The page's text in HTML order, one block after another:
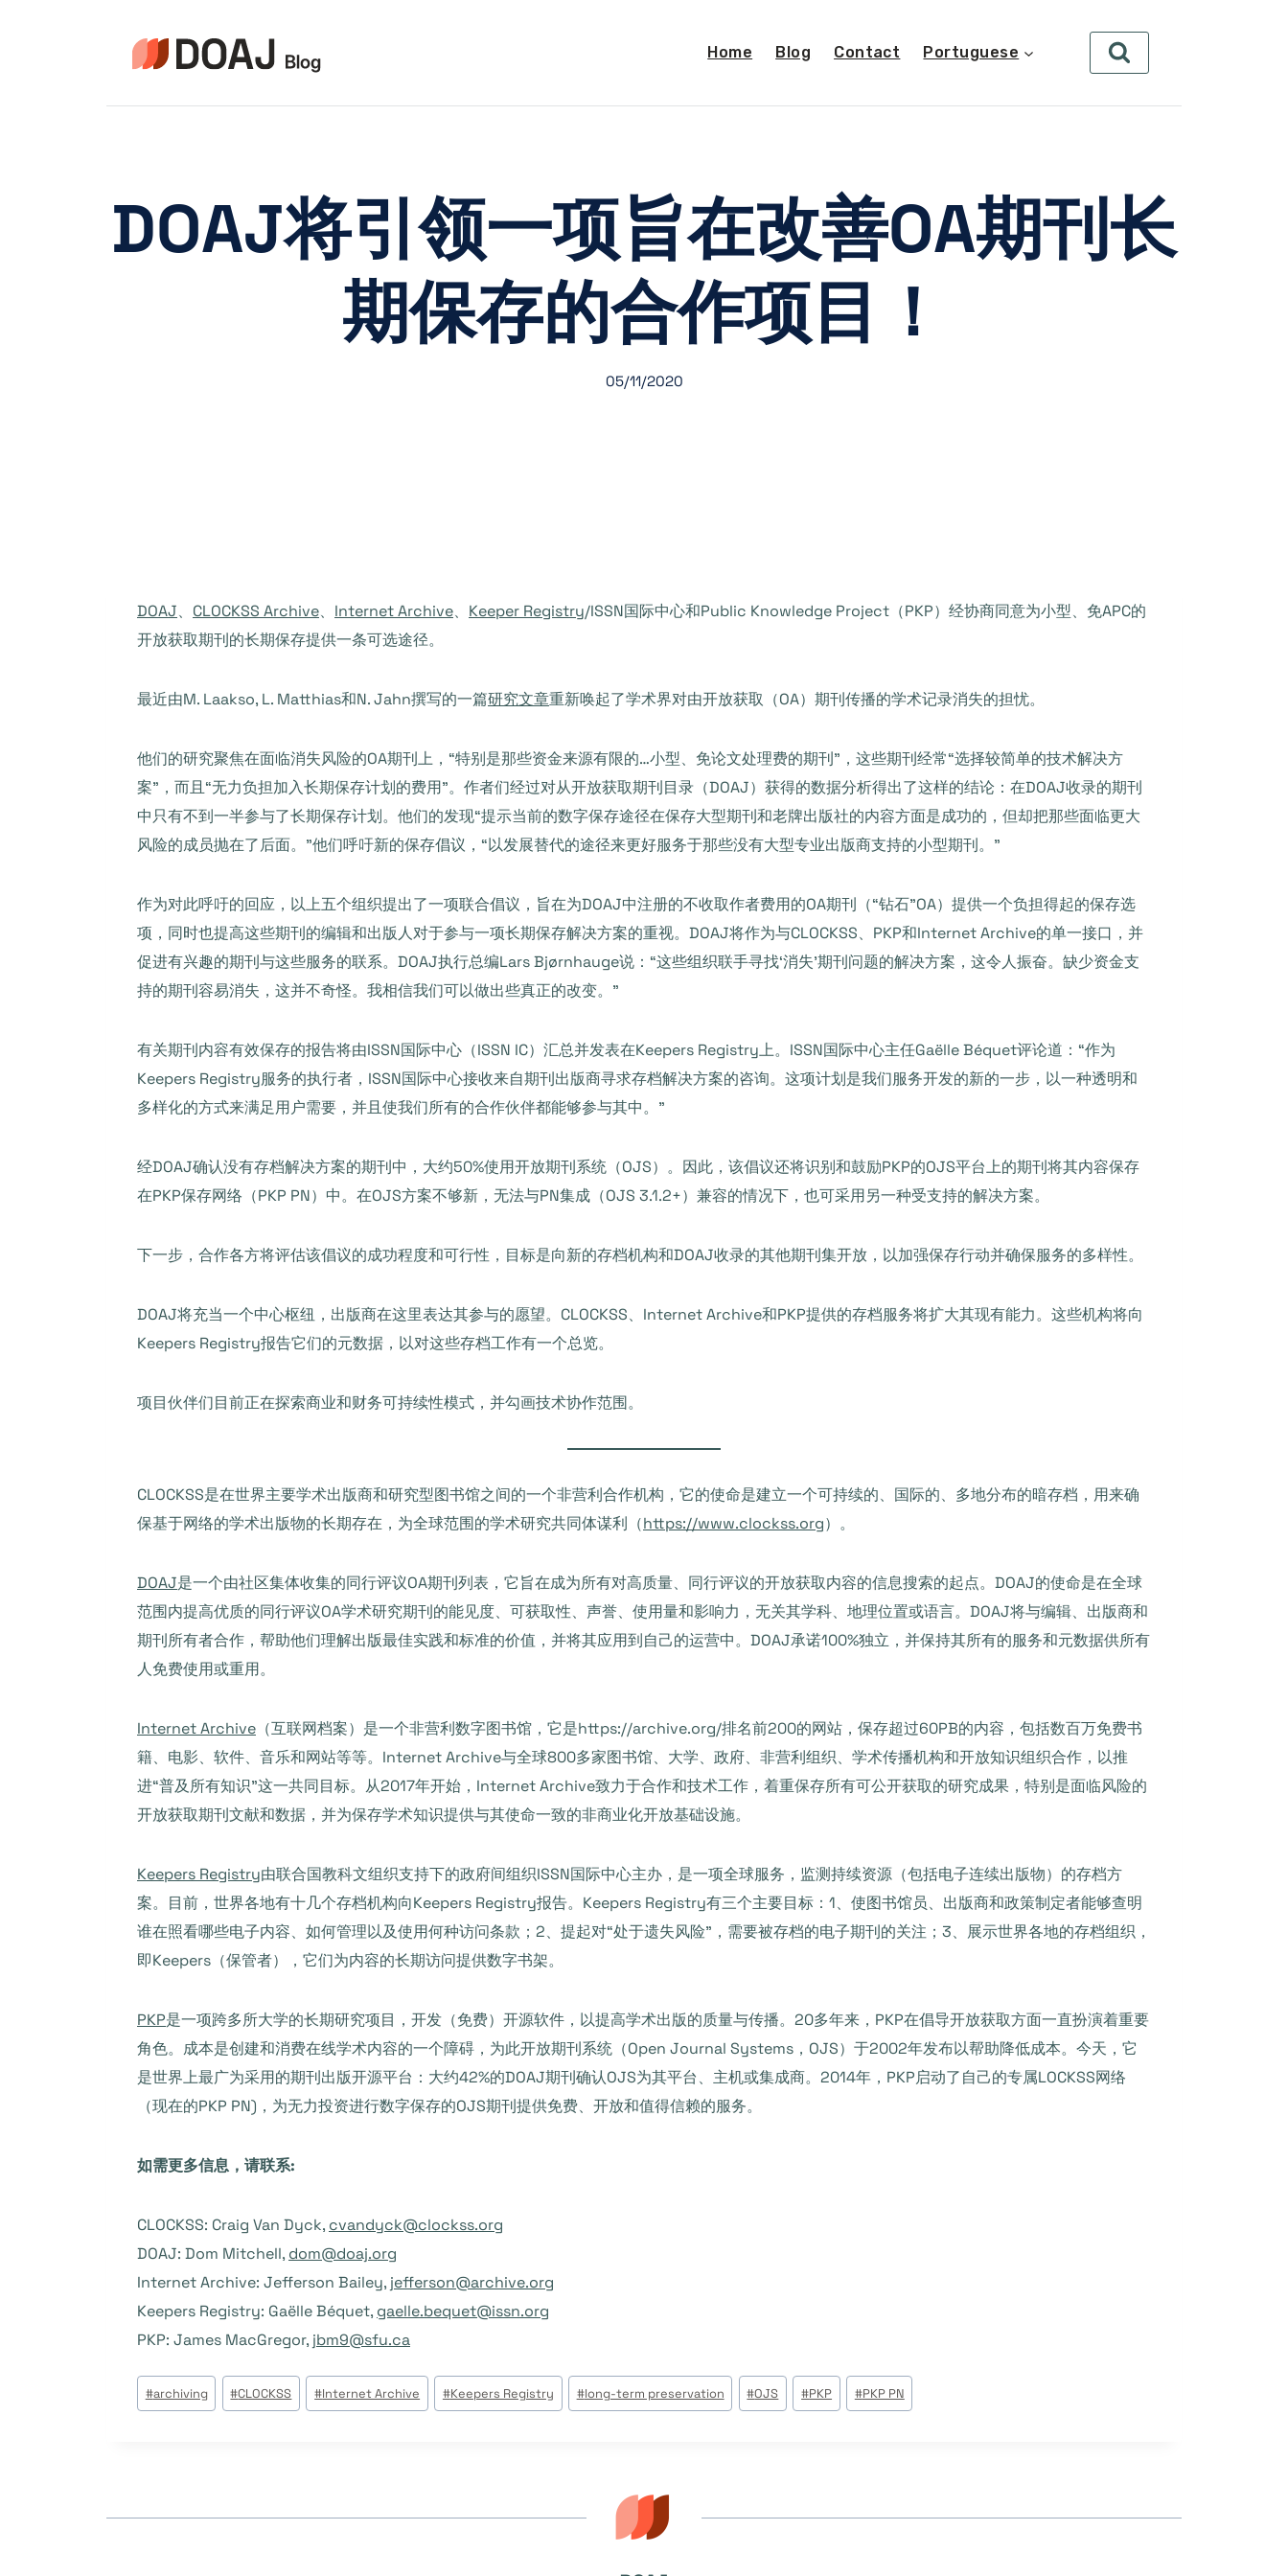
Home Blog Contact Portuguese
DOAJ将引领一项旨在改善OA期刊长
期保存的合作项目！
05/11/2020
DOAJ、 CLOCKSS Archive、 Internet Archive、 Keeper Registry/ISSN国际中心和Public Knowledge Project（PKP）经协商同意为小型、免APC的
开放获取期刊的长期保存提供一条可选途径。
最近由M. Laakso, L. Matthias和N. Jahn撰写的一篇研究文章重新唤起了学术界对由开放获取（OA）期刊传播的学术记录消失的担忧。
他们的研究聚焦在面临消失风险的OA期刊上，“特别是那些资金来源有限的…小型、免论文处理费的期刊”，这些期刊经常“选择较简单的技术解决方
案”，而且“无力负担加入长期保存计划的费用”。作者们经过对从开放获取期刊目录（DOAJ）获得的数据分析得出了这样的结论：在DOAJ收录的期刊
中只有不到一半参与了长期保存计划。他们的发现“提示当前的数字保存途径在保存大型期刊和老牌出版社的内容方面是成功的，但却把那些面临更大
风险的成员抛在了后面。”他们呼吁新的保存倡议，“以发展替代的途径来更好服务于那些没有大型专业出版商支持的小型期刊。”
作为对此呼吁的回应，以上五个组织提出了一项联合倡议，旨在为DOAJ中注册的不收取作者费用的OA期刊（“钻石”OA）提供一个负担得起的保存选
项，同时也提高这些期刊的编辑和出版人对于参与一项长期保存解决方案的重视。DOAJ将作为与CLOCKSS、PKP和Internet Archive的单一接口，并
促进有兴趣的期刊与这些服务的联系。DOAJ执行总编Lars Bjørnhauge说：“这些组织联手寻找‘消失’期刊问题的解决方案，这令人振奋。缺少资金支
持的期刊容易消失，这并不奇怪。我相信我们可以做出些真正的改变。”
有关期刊内容有效保存的报告将由ISSN国际中心（ISSN IC）汇总并发表在Keepers Registry上。ISSN国际中心主任Gaëlle Béquet评论道：“作为
Keepers Registry服务的执行者，ISSN国际中心接收来自期刊出版商寻求存档解决方案的咨询。这项计划是我们服务开发的新的一步，以一种透明和
多样化的方式来满足用户需要，并且使我们所有的合作伙伴都能够参与其中。”
经DOAJ确认没有存档解决方案的期刊中，大约50%使用开放期刊系统（OJS）。因此，该倡议还将识别和鼓励PKP的OJS平台上的期刊将其内容保存
在PKP保存网络（PKP PN）中。在OJS方案不够新，无法与PN集成（OJS 3.1.2+）兼容的情况下，也可采用另一种受支持的解决方案。
下一步，合作各方将评估该倡议的成功程度和可行性，目标是向新的存档机构和DOAJ收录的其他期刊集开放，以加强保存行动并确保服务的多样性。
DOAJ将充当一个中心枢纽，出版商在这里表达其参与的愿望。CLOCKSS、Internet Archive和PKP提供的存档服务将扩大其现有能力。这些机构将向
Keepers Registry报告它们的元数据，以对这些存档工作有一个总览。
项目伙伴们目前正在探索商业和财务可持续性模式，并勾画技术协作范围。
CLOCKSS是在世界主要学术出版商和研究型图书馆之间的一个非营利合作机构，它的使命是建立一个可持续的、国际的、多地分布的暗存档，用来确
保基于网络的学术出版物的长期存在，为全球范围的学术研究共同体谋利（https://www.clockss.org）。
DOAJ是一个由社区集体收集的同行评议OA期刊列表，它旨在成为所有对高质量、同行评议的开放获取内容的信息搜索的起点。DOAJ的使命是在全球
范围内提高优质的同行评议OA学术研究期刊的能见度、可获取性、声誉、使用量和影响力，无关其学科、地理位置或语言。DOAJ将与编辑、出版商和
期刊所有者合作，帮助他们理解出版最佳实践和标准的价值，并将其应用到自己的运营中。DOAJ承诺100%独立，并保持其所有的服务和元数据供所有
人免费使用或重用。
Internet Archive （互联网档案）是一个非营利数字图书馆，它是https://archive.org/排名前200的网站，保存超过60PB的内容，包括数百万免费书
籍、电影、软件、音乐和网站等等。Internet Archive与全球800多家图书馆、大学、政府、非营利组织、学术传播机构和开放知识组织合作，以推
进“普及所有知识”这一共同目标。从2017年开始，Internet Archive致力于合作和技术工作，着重保存所有可公开获取的研究成果，特别是面临风险的
开放获取期刊文献和数据，并为保存学术知识提供与其使命一致的非商业化开放基础设施。
Keepers Registry由联合国教科文组织支持下的政府间组织ISSN国际中心主办，是一项全球服务，监测持续资源（包括电子连续出版物）的存档方
案。目前，世界各地有十几个存档机构向Keepers Registry报告。Keepers Registry有三个主要目标：1、使图书馆员、出版商和政策制定者能够查明
谁在照看哪些电子内容、如何管理以及使用何种访问条款；2、提起对“处于遗失风险”，需要被存档的电子期刊的关注；3、展示世界各地的存档组织，
即Keepers（保管者），它们为内容的长期访问提供数字书架。
PKP是一项跨多所大学的长期研究项目，开发（免费）开源软件，以提高学术出版的质量与传播。20多年来，PKP在倡导开放获取方面一直扮演着重要
角色。成本是创建和消费在线学术内容的一个障碍，为此开放期刊系统（Open Journal Systems，OJS）于2002年发布以帮助降低成本。今天，它
是世界上最广为采用的期刊出版开源平台：大约42%的DOAJ期刊确认OJS为其平台、主机或集成商。2014年，PKP启动了自己的专属LOCKSS网络
（现在的PKP PN)，为无力投资进行数字保存的OJS期刊提供免费、开放和值得信赖的服务。
如需更多信息，请联系:
CLOCKSS: Craig Van Dyck, cvandyck@clockss.org
DOAJ: Dom Mitchell, dom@doaj.org
Internet Archive: Jefferson Bailey, jefferson@archive.org
Keepers Registry: Gaëlle Béquet, gaelle.bequet@issn.org
PKP: James MacGregor, jbm9@sfu.ca
Tags
do
#archiving #CLOCKSS #Internet Archive #Keepers Registry #long-term preservation #OJS #PKP #PKP PN